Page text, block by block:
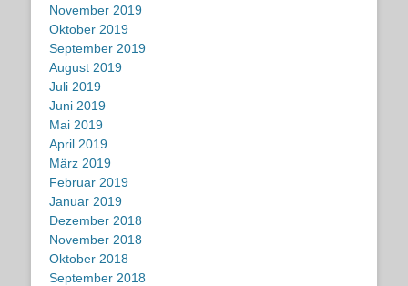
November 2019
Oktober 2019
September 2019
August 2019
Juli 2019
Juni 2019
Mai 2019
April 2019
März 2019
Februar 2019
Januar 2019
Dezember 2018
November 2018
Oktober 2018
September 2018